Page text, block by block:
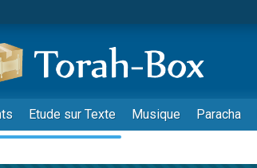
Etude sur Texte Musique Paracha